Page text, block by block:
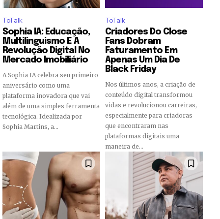
ToTalk
Sophia IA: Educação,
Multilinguismo E A
Revolução Digital No
Mercado Imobiliário
A Sophia IA celebra seu primeiro
aniversário como uma
plataforma inovadora que vai
além de uma simples ferramenta
tecnológica. Idealizada por
Sophia Martins, a...
ToTalk
Criadores Do Close
Fans Dobram
Faturamento Em
Apenas Um Dia De
Black Friday
Nos últimos anos, a criação de
conteúdo digital transformou
vidas e revolucionou carreiras,
especialmente para criadoras
que encontraram nas
plataformas digitais uma
maneira de...